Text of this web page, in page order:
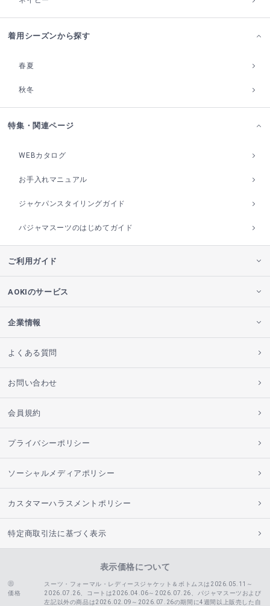
着用シーズンから探す
春夏
秋冬
特集・関連ページ
WEBカタログ
お手入れマニュアル
ジャケパンスタイリングガイド
パジャマスーツのはじめてガイド
ご利用ガイド
AOKIのサービス
企業情報
よくある質問
お問い合わせ
会員規約
プライバシーポリシー
ソーシャルメディアポリシー
カスタマーハラスメントポリシー
特定商取引法に基づく表示
表示価格について
価格
スーツ・フォーマル・レディースジャケット＆ボトムスは2026.05.11～
2026.07.26、コートは2026.04.06～2026.07.26、 パジャマスーツおよび
左記以外の商品は2026.02.09～2026.07.26の期間に4週間以上販売した自